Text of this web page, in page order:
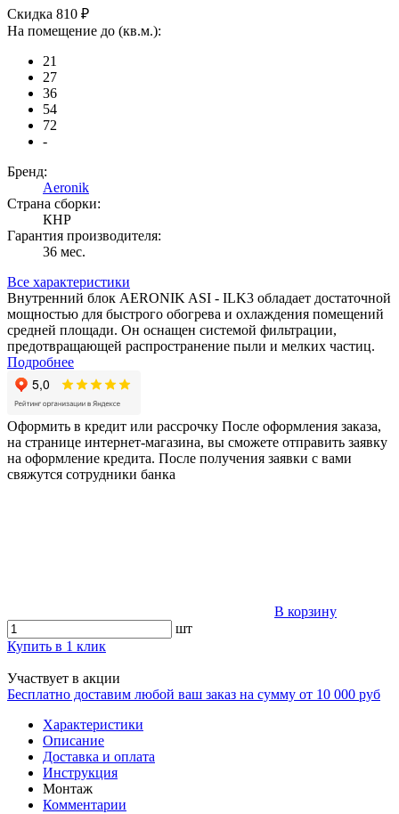
Скидка 810 ₽
На помещение до (кв.м.):
21
27
36
54
72
-
Бренд:
Aeronik
Страна сборки:
КНР
Гарантия производителя:
36 мес.
Все характеристики
Внутренний блок AERONIK ASI - ILK3 обладает достаточной
мощностью для быстрого обогрева и охлаждения помещений
средней площади. Он оснащен системой фильтрации,
предотвращающей распространение пыли и мелких частиц.
Подробнее
Оформить в кредит или рассрочку После оформления заказа,
на странице интернет-магазина, вы сможете отправить заявку
на оформление кредита. После получения заявки с вами
свяжутся сотрудники банка
В корзину
шт
Купить в 1 клик
Участвует в акции
Бесплатно доставим любой ваш заказ на сумму от 10 000 руб
Характеристики
Описание
Доставка и оплата
Инструкция
Монтаж
Комментарии